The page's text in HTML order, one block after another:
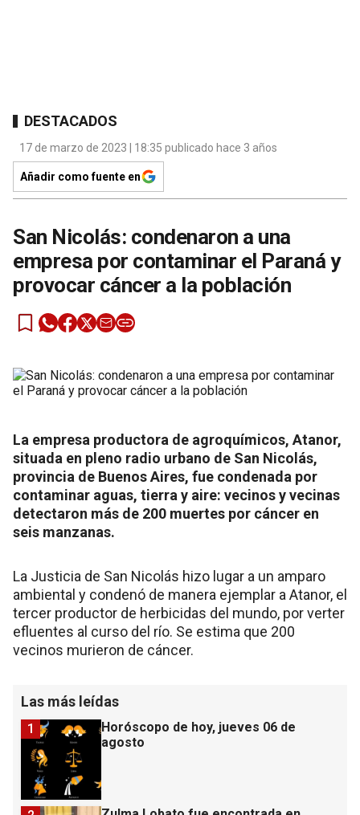
DESTACADOS
17 de marzo de 2023 | 18:35 publicado hace 3 años
Añadir como fuente en
San Nicolás: condenaron a una
empresa por contaminar el Paraná y
provocar cáncer a la población
La empresa productora de agroquímicos, Atanor,
situada en pleno radio urbano de San Nicolás,
provincia de Buenos Aires, fue condenada por
contaminar aguas, tierra y aire: vecinos y vecinas
detectaron más de 200 muertes por cáncer en
seis manzanas.
La Justicia de San Nicolás hizo lugar a un amparo
ambiental y condenó de manera ejemplar a Atanor, el
tercer productor de herbicidas del mundo, por verter
efluentes al curso del río. Se estima que 200
vecinos murieron de cáncer.
Las más leídas
Horóscopo de hoy, jueves 06 de
agosto
1